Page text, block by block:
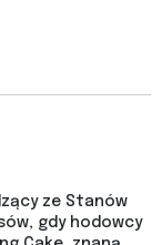
ze Stanów
gdy hodowcy